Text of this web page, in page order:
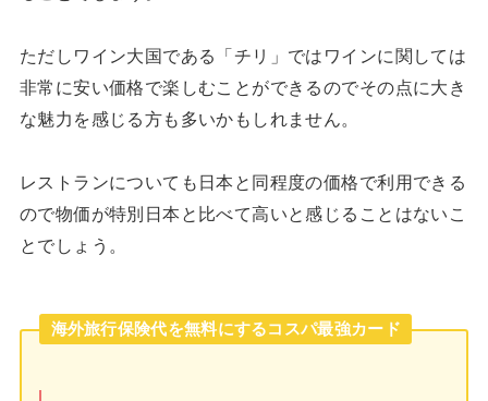
ただしワイン大国である「チリ」ではワインに関しては
非常に安い価格で楽しむことができるのでその点に大き
な魅力を感じる方も多いかもしれません。
レストランについても日本と同程度の価格で利用できる
ので物価が特別日本と比べて高いと感じることはないこ
とでしょう。
海外旅行保険代を無料にするコスパ最強カード